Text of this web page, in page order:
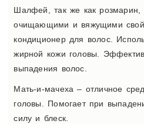
Шалфей, так же как розмарин,
очищающими и вяжущими
кондиционер для волос.
жирной кожи головы.
выпадения волос.
Мать-и-мачеха – отличное
головы. Помогает при
силу и блеск.